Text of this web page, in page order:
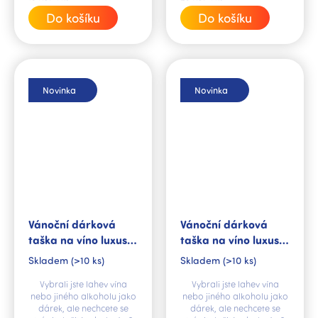
cena:
Do košíku
cena:
Do košíku
Novinka
Vánoční dárková
taška na víno luxusní
Mrazivé vločky
Skladem (>10 ks)
Vybrali jste lahev vína
nebo jiného alkoholu jako
dárek, ale nechcete se
Novinka
Vánoční dárková
taška na víno luxusní
Šťastné & veselé
Skladem (>10 ks)
Vybrali jste lahev vína
nebo jiného alkoholu jako
dárek, ale nechcete se